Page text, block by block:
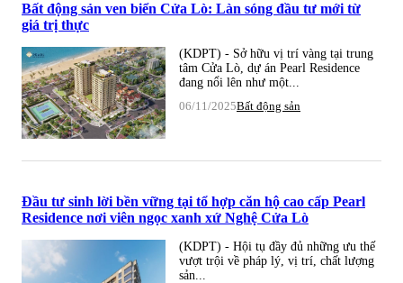
Bất động sản ven biển Cửa Lò: Làn sóng đầu tư mới từ
giá trị thực
(KDPT) - Sở hữu vị trí vàng tại trung
tâm Cửa Lò, dự án Pearl Residence
đang nổi lên như một...
06/11/2025Bất động sản
Đầu tư sinh lời bền vững tại tổ hợp căn hộ cao cấp Pearl
Residence nơi viên ngọc xanh xứ Nghệ Cửa Lò
(KDPT) - Hội tụ đầy đủ những ưu thế
vượt trội về pháp lý, vị trí, chất lượng
sản...